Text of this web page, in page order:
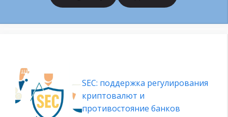
SEC: поддержка регулирования
криптовалют и
противостояние банков